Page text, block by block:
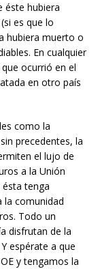
éste hubiera
es que lo
hubiera muerto o
En cualquier
ocurrió en el
en otro país
como la
precedentes, la
el lujo de
a la Unión
ésta tenga
la comunidad
Todo un
disfrutan de la
espérate a que
y tengamos la